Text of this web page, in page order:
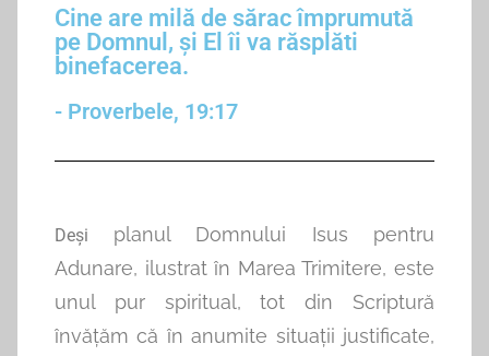
Cine are milă de sărac împrumută
pe Domnul, şi El îi va răsplăti
binefacerea.
- Proverbele, 19:17
Deși planul Domnului Isus pentru
Adunare, ilustrat în Marea Trimitere, este
unul pur spiritual, tot din Scriptură
învățăm că în anumite situații justificate,